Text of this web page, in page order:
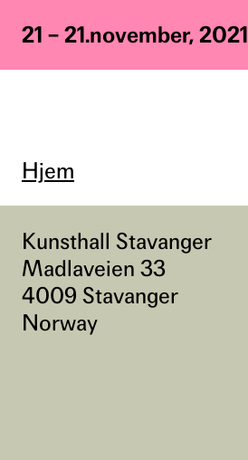
21 – 21.november, 2021
Hjem
Kunsthall Stavanger
Madlaveien 33
4009 Stavanger
Norway